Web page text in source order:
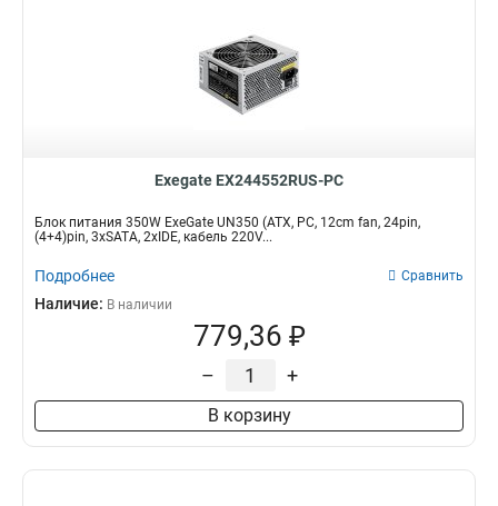
Exegate EX244552RUS-PC
Блок питания 350W ExeGate UN350 (ATX, PC, 12cm fan, 24pin,
(4+4)pin, 3xSATA, 2xIDE, кабель 220V...
Подробнее Сравнить
Наличие: В наличии
779,36 ₽
– +
В корзину